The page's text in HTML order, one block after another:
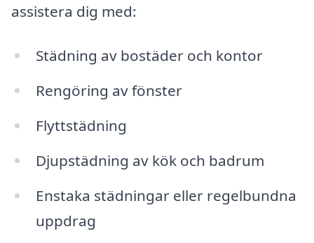
assistera dig med:
Städning av bostäder och kontor
Rengöring av fönster
Flyttstädning
Djupstädning av kök och badrum
Enstaka städningar eller regelbundna
uppdrag